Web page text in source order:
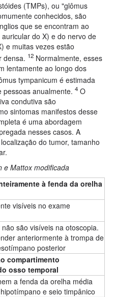
(TMPs), ou "glômus
conhecidos, são
que se encontram ao
do X) e do nervo de
e muitas vezes estão
densa. 12 Normalmente, esses
lentamente ao longo dos
tympanicum é estimada
anualmente. 4 O
condutiva são
sintomas manifestos desse
é uma abordagem
nesses casos. A
do tumor, tamanho
e Mattox modificada
à fenda da orelha
visíveis no exame
são visíveis na otoscopia.
anteriormente à trompa de
posterior
compartimento
osso temporal
a fenda da orelha média
e seio timpânico